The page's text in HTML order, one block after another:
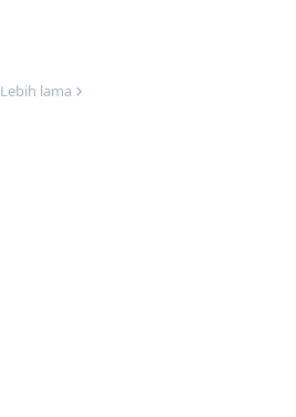
Lebih lama